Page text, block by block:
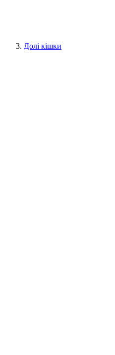
Долі кішки